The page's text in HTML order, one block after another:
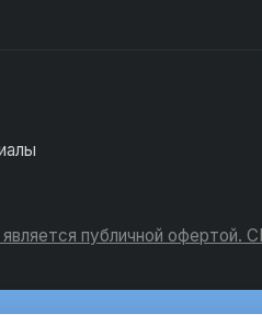
является публичной